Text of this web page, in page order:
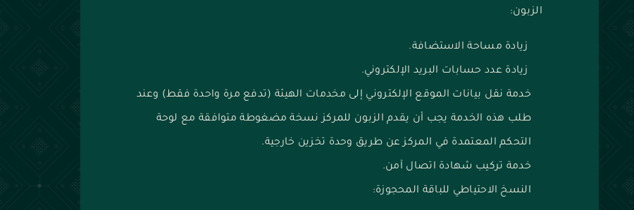
الزبون:
زيادة مساحة الاستضافة.
زيادة عدد حسابات البريد الإلكتروني.
خدمة نقل بيانات الموقع الإلكتروني إلى مخدمات الهيئة (تدفع مرة واحدة فقط) وعند
طلب هذه الخدمة يجب أن يقدم الزبون للمركز نسخة مضغوطة متوافقة مع لوحة
التحكم المعتمدة في المركز عن طريق وحدة تخزين خارجية.
خدمة تركيب شهادة اتصال آمن.
النسخ الاحتياطي للباقة المحجوزة: